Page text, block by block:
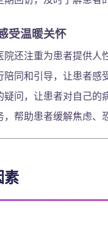
受温暖关怀
还注重为患者提供
同和引导，让患者
问，让患者对自己
帮助患者缓解焦虑、
素